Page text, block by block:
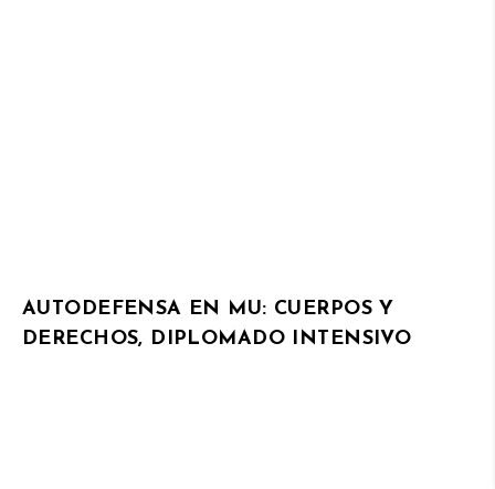
AUTODEFENSA EN MU: CUERPOS Y
DERECHOS, DIPLOMADO INTENSIVO